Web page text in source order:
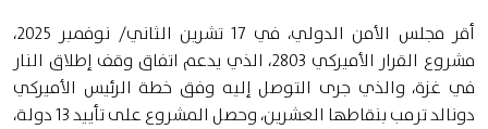
أقر مجلس الأمن الدولي، في 17 تشرين الثاني/ نوفمبر 2025،
مشروع القرار الأميركي 2803، الذي يدعم اتفاق وقف إطلاق النار
في غزة، والذي جرى التوصل إليه وفق خطة الرئيس الأميركي
دونالد ترمب بنقاطها العشرين، وحصل المشروع على تأييد 13 دولة،